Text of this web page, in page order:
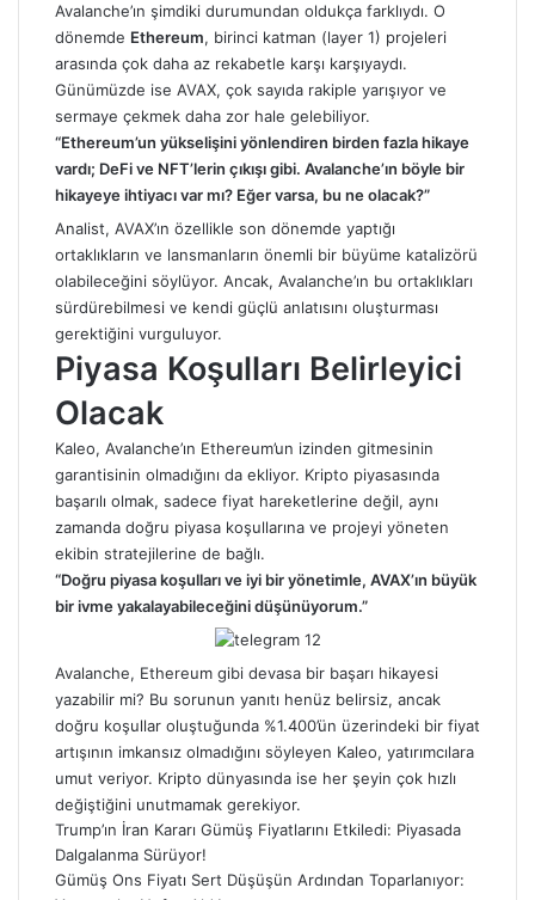
Avalanche’ın şimdiki durumundan oldukça farklıydı. O
dönemde Ethereum, birinci katman (layer 1) projeleri
arasında çok daha az rekabetle karşı karşıyaydı.
Günümüzde ise AVAX, çok sayıda rakiple yarışıyor ve
sermaye çekmek daha zor hale gelebiliyor.
“Ethereum’un yükselişini yönlendiren birden fazla hikaye
vardı; DeFi ve NFT’lerin çıkışı gibi. Avalanche’ın böyle bir
hikayeye ihtiyacı var mı? Eğer varsa, bu ne olacak?”
Analist, AVAX’ın özellikle son dönemde yaptığı
ortaklıkların ve lansmanların önemli bir büyüme katalizörü
olabileceğini söylüyor. Ancak, Avalanche’ın bu ortaklıkları
sürdürebilmesi ve kendi güçlü anlatısını oluşturması
gerektiğini vurguluyor.
Piyasa Koşulları Belirleyici
Olacak
Kaleo, Avalanche’ın Ethereum’un izinden gitmesinin
garantisinin olmadığını da ekliyor. Kripto piyasasında
başarılı olmak, sadece fiyat hareketlerine değil, aynı
zamanda doğru piyasa koşullarına ve projeyi yöneten
ekibin stratejilerine de bağlı.
“Doğru piyasa koşulları ve iyi bir yönetimle, AVAX’ın büyük
bir ivme yakalayabileceğini düşünüyorum.”
Avalanche, Ethereum gibi devasa bir başarı hikayesi
yazabilir mi? Bu sorunun yanıtı henüz belirsiz, ancak
doğru koşullar oluştuğunda %1.400’ün üzerindeki bir fiyat
artışının imkansız olmadığını söyleyen Kaleo, yatırımcılara
umut veriyor. Kripto dünyasında ise her şeyin çok hızlı
değiştiğini unutmamak gerekiyor.
Trump’ın İran Kararı Gümüş Fiyatlarını Etkiledi: Piyasada
Dalgalanma Sürüyor!
Gümüş Ons Fiyatı Sert Düşüşün Ardından Toparlanıyor: